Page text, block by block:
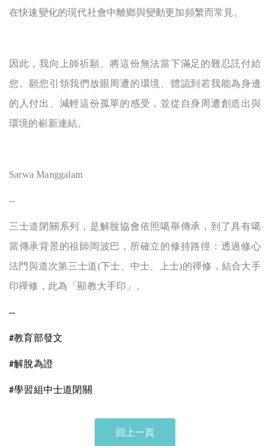
在快速變化的現代社會中離鄉與變動更加頻繁而常見。
因此，我向上師祈願、將這份無法當下滿足的難忍託付給
您。願您引領我們放眼周遭的環境、體認到若我能為身邊
的人付出、減輕這份孤單的感受，並從自身周遭創造出與
環境的嶄新連結。
Sarwa Manggalam
--
三士道閉關系列，是解脫協會依照噶舉傳承，到了具有噶
當傳承背景的祖師岡波巴，所確立的修持路徑：透過修心
法門與道次第三士道(下士、中士、上士)的禪修，結合大手
印禪修，此為「顯教大手印」。
--
#教育部發文
#解脫為證
#學習組中士道閉關
回上一頁